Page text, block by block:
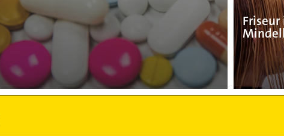
Friseur